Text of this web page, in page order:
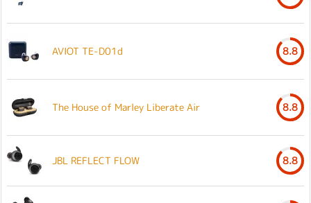
AVIOT TE-D01d 8.8
The House of Marley Liberate Air 8.8
JBL REFLECT FLOW 8.8